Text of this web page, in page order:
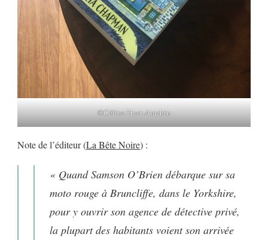
©Céline Huet-Amchin
Note de l’éditeur (La Bête Noire) :
« Quand Samson O’Brien débarque sur sa
moto rouge à Bruncliffe, dans le Yorkshire,
pour y ouvrir son agence de détective privé,
la plupart des habitants voient son arrivée